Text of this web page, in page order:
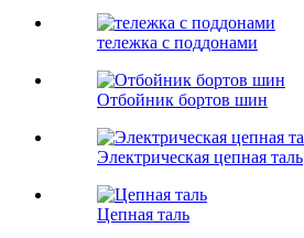
тележка с поддонами
Отбойник бортов шин
Электрическая цепная таль
Цепная таль